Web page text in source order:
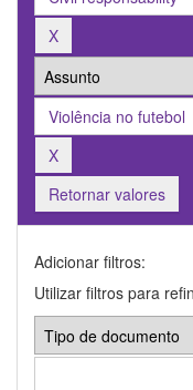
Retornar valores
Adicionar filtros:
Utilizar filtros para